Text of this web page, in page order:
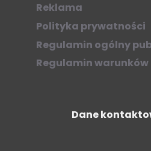
Reklama
Polityka prywatności
Regulamin ogólny
Regulamin
Dane